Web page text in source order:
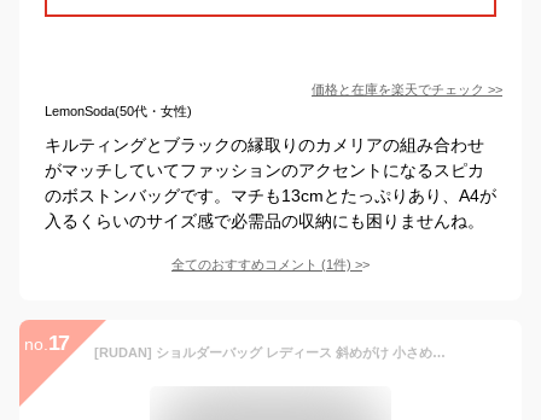
価格と在庫を楽天でチェック >>
LemonSoda(50代・女性)
キルティングとブラックの縁取りのカメリアの組み合わせ
がマッチしていてファッションのアクセントになるスピカ
のボストンバッグです。マチも13cmとたっぷりあり、A4が
入るくらいのサイズ感で必需品の収納にも困りませんね。
全てのおすすめコメント (1件) >
no. 17 [RUDAN] ショルダーバッグ レディース 斜めがけ 小さめ 軽量 ショルダー 肩掛け ミニバッグ (ブラック)